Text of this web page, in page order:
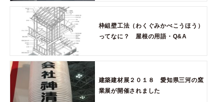
枠組壁工法（わくぐみかべこうほう）
ってなに？ 屋根の用語・Q&A
建築建材展２０１８ 愛知県三河の窯
業展が開催されました